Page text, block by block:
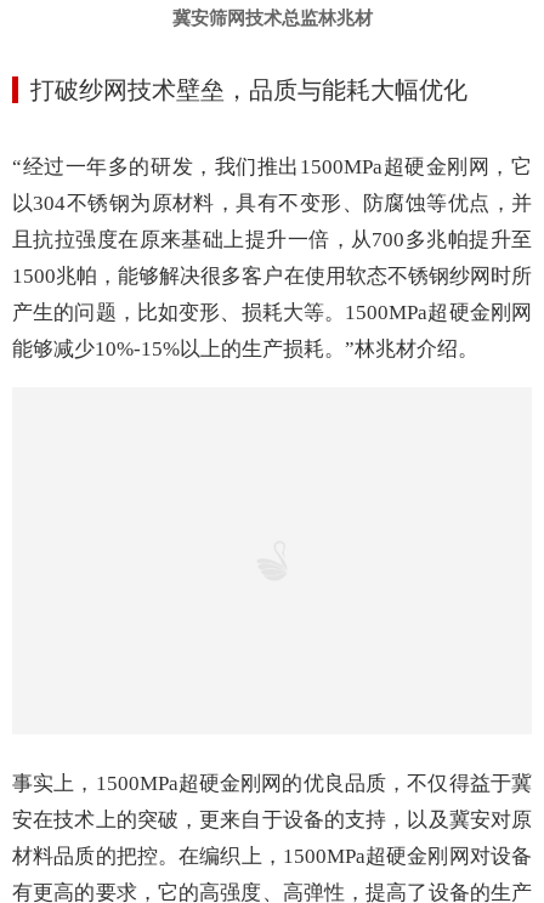
冀安筛网技术总监林兆材
打破纱网技术壁垒 ， 品质与能耗大幅优化
“经过一年多的研发，我们 推出 1500MPa超硬金刚网，它
以304不锈钢为原材料，具有不变形、防腐蚀等优点，并
且抗拉强度在原来基础上提升一倍，从700多兆帕提升至
1500兆帕，能够解决很多客户在使用软态不锈钢纱网时所
产生的问题，比如变形、损耗大等。1500MPa超硬金刚网
能够减少10%-15%以上的生产损耗。 ”林兆材介绍。
事实上，1500MPa超硬金刚网的优良品质，不仅得益于冀
安在技术上的突破，更来自于设备的支持，以及冀安对原
材料品质的把控。在编织上 ， 1500MPa超硬金刚网对设备
有更高的要求，它的高强度、高弹性，提高了设备的生产